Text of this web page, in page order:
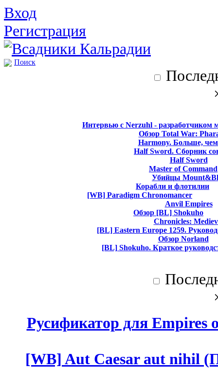
Вход
Регистрация
Поиск
Интервью с Nerzuhl - разработчиком
Обзор Total War:
Harmony. Больше,
Half Sword. Сборник
Half Sword
Master of Command
Убийцы
Корабли и флотилии
[WB] Paradigm Chronomancer
Anvil Empires
Обзор [BL] Shokuho
Chronicles:
[BL] Eastern Europe 1259.
Обзор Norland
[BL] Shokuho. Краткое
Русификатор для Empires
[WB] Aut Caesar aut nihil